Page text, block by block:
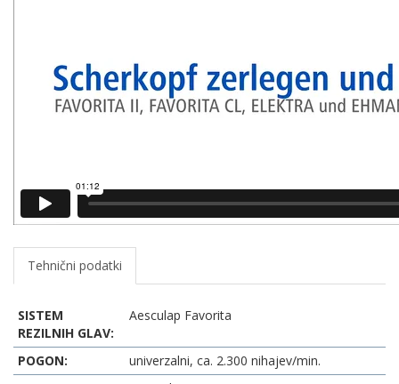
Tehnični podatki
SISTEM
REZILNIH GLAV:
Aesculap Favorita
POGON:
univerzalni, ca. 2.300 nihajev/min.